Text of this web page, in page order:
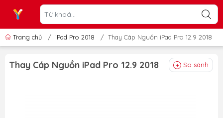
Trang chủ / iPad Pro 2018 / Thay Cáp Nguồn iPad Pro 12.9 2018
Thay Cáp Nguồn iPad Pro 12.9 2018 So sánh